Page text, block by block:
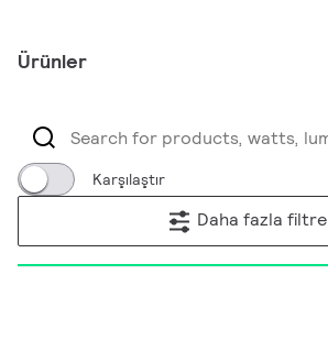
Ürünler
Karşılaştır
Daha fazla filtre